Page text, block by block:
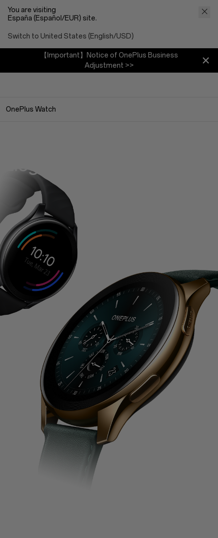
You are visiting
España (Español/EUR) site.
Switch to United States (English/USD)
【Important】Notice of OnePlus Business
Adjustment >>
OnePlus Watch
Elegante en cualquier uso